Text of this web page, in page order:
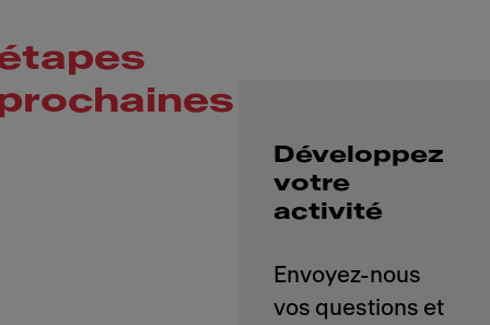
Développez
votre
activité
Envoyez-nous
vos questions et